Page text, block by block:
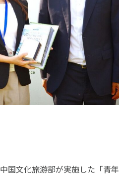
文化旅游部が実施した「青